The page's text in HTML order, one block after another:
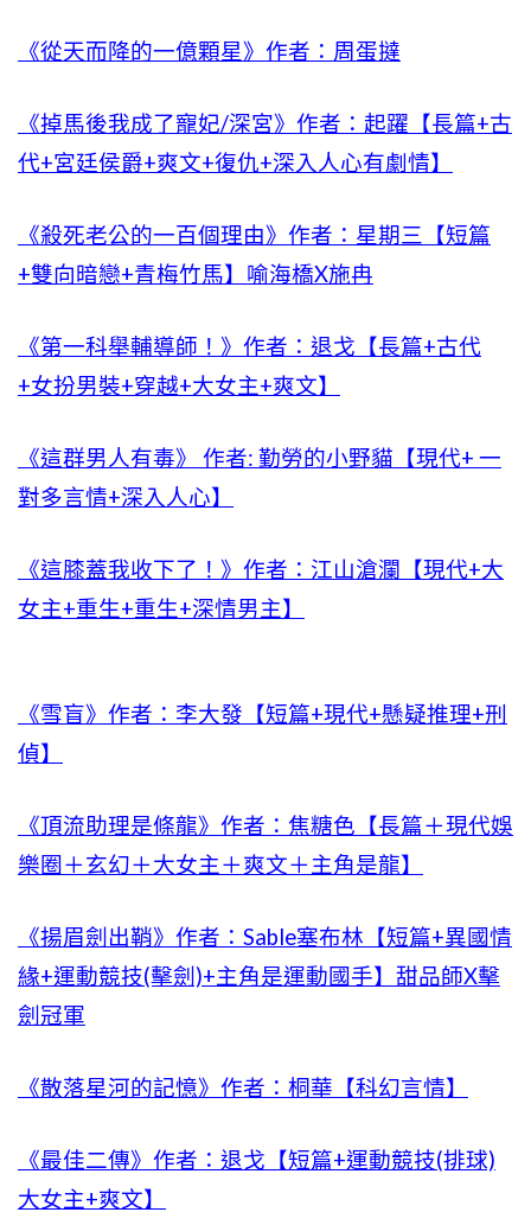
《從天而降的一億顆星》作者：周蛋撻
《掉馬後我成了寵妃/深宮》作者：起躍【長篇+古
代+宮廷侯爵+爽文+復仇+深入人心有劇情】
《殺死老公的一百個理由》作者：星期三【短篇
+雙向暗戀+青梅竹馬】喻海橋X施冉
《第一科舉輔導師！》作者：退戈【長篇+古代
+女扮男裝+穿越+大女主+爽文】
《這群男人有毒》 作者: 勤勞的小野貓【現代+ 一
對多言情+深入人心】
《這膝蓋我收下了！》作者：江山滄瀾【現代+大
女主+重生+重生+深情男主】
《雪盲》作者：李大發【短篇+現代+懸疑推理+刑
偵】
《頂流助理是條龍》作者：焦糖色【長篇＋現代娛
樂圈＋玄幻＋大女主＋爽文＋主角是龍】
《揚眉劍出鞘》作者：Sable塞布林【短篇+異國情
緣+運動競技(擊劍)+主角是運動國手】甜品師X擊
劍冠軍
《散落星河的記憶》作者：桐華【科幻言情】
《最佳二傳》作者：退戈【短篇+運動競技(排球)
大女主+爽文】